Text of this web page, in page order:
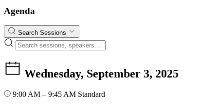
Agenda
Search Sessions
Wednesday, September 3, 2025
9:00 AM – 9:45 AM Standard